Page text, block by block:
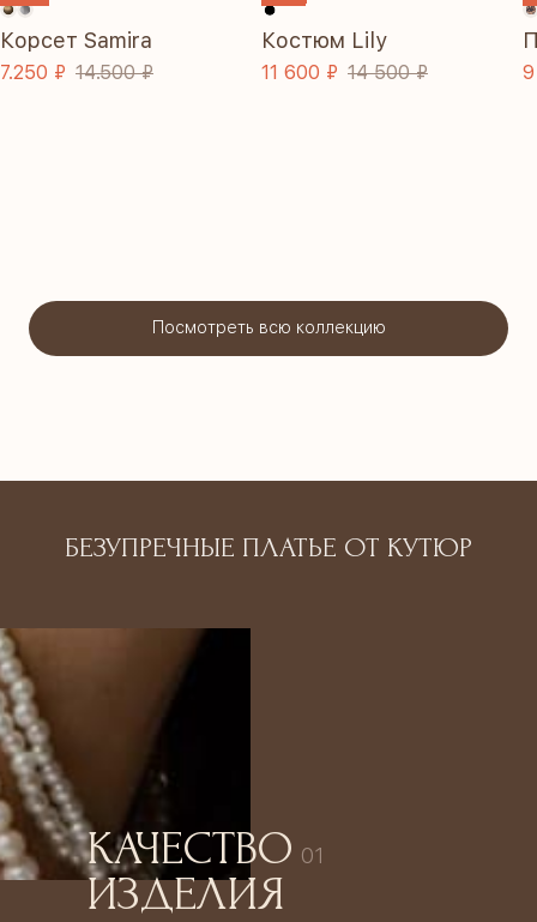
Корсет Samira
7.250 ₽ 14.500 ₽
Костюм Lily
11 600 ₽ 14 500 ₽
Посмотреть всю коллекцию
БЕЗУПРЕЧНЫЕ ПЛАТЬЕ ОТ КУТЮР
КАЧЕСТВО01
ИЗДЕЛИЯ